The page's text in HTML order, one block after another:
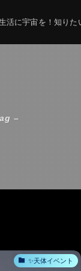
活に宇宙を！知り
–
✨天体イベント